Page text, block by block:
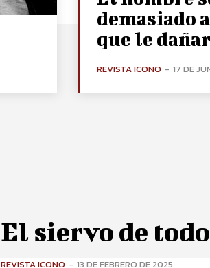
demasiado
que le
REVISTA ICONO - 17 DE
El siervo de
REVISTA ICONO - 13 DE FEBRERO DE 2025